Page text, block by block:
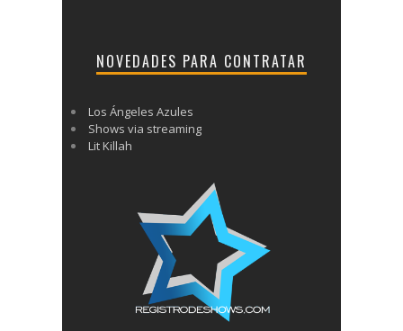
NOVEDADES PARA CONTRATAR
Los Ángeles Azules
Shows via streaming
Lit Killah